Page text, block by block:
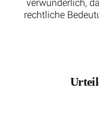
verwunderlich,
rechtliche